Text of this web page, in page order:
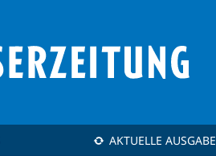
AKTUELLE AUSGABE